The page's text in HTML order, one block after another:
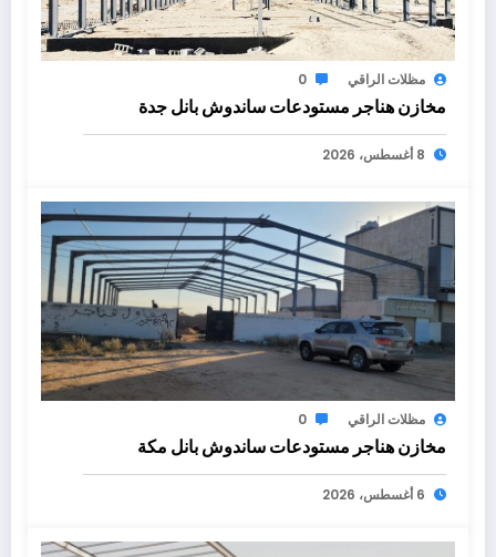
مظلات الراقي 0
مخازن هناجر مستودعات ساندوش بانل جدة
8 أغسطس، 2026
مظلات الراقي 0
مخازن هناجر مستودعات ساندوش بانل مكة
6 أغسطس، 2026